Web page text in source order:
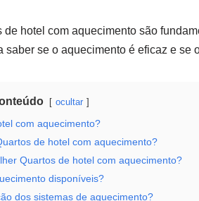
hotel com aquecimento são
saber se o aquecimento é eficaz e se
ocultar
com aquecimento?
de hotel com aquecimento?
Quartos de hotel com aquecimento?
disponíveis?
dos sistemas de aquecimento?